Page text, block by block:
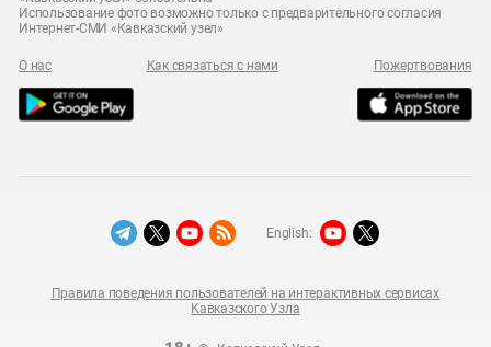
Использование фото возможно только с предварительного согласия
Интернет-СМИ «Кавказский узел»
О нас Как связаться с нами Пожертвования
Правила поведения пользователей на интерактивных сервисах
Кавказского Узла
English: